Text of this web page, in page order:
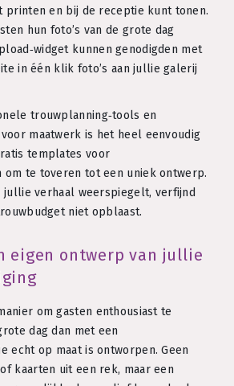
printen en bij de receptie kunt tonen.
hun foto’s van de grote dag
kunnen genodigden met
in één klik foto’s aan jullie galerij
trouwplanning‑tools en
maatwerk is het heel eenvoudig
templates voor
om te toveren tot een uniek ontwerp.
jullie verhaal weerspiegelt, verfijnd
niet opblaast.
eigen ontwerp van jullie
om gasten enthousiast te
dag dan met een
echt op maat is ontworpen. Geen
kaarten uit een rek, maar een